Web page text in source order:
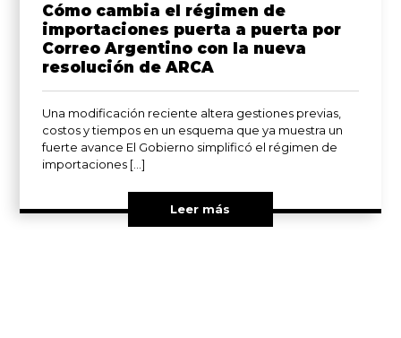
Cómo cambia el régimen de
importaciones puerta a puerta por
Correo Argentino con la nueva
resolución de ARCA
Una modificación reciente altera gestiones previas,
costos y tiempos en un esquema que ya muestra un
fuerte avance El Gobierno simplificó el régimen de
importaciones […]
Leer más